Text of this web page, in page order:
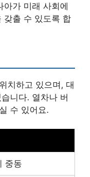
아가 미래 사회에
갖출 수 있도록 합
치하고 있으며, 대
니다. 열차나 버
수 있어요.
중동